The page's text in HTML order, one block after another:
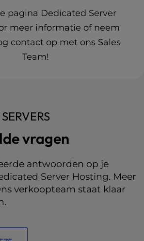
pagina Dedicated Server
meer informatie of neem
contact op met ons Sales
Team!
vragen
antwoorden op je
Server Hosting. Meer
verkoopteam staat klaar